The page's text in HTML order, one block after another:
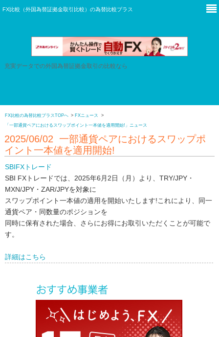
FX比較（外国為替証拠金取引比較）の為替比較プラス
本サイトは広告を含みます。
充実データでの外国為替証拠金取引の比較なら
FX比較の為替比較プラスTOPへ
FXニュース
「一部通貨ペアにおけるスワップポイント一本値を適用開始!」ニュース
2025/06/02 一部通貨ペアにおけるスワップポ
イント一本値を適用開始!
SBIFXトレード
SBI FXトレードでは、2025年6月2日（月）より、TRY/JPY・
MXN/JPY・ZAR/JPYを対象に
スワップポイント一本値の適用を開始いたします!これにより、同一
通貨ペア・同数量のポジションを
同時に保有された場合、さらにお得にお取引いただくことが可能で
す。
詳細はこちら